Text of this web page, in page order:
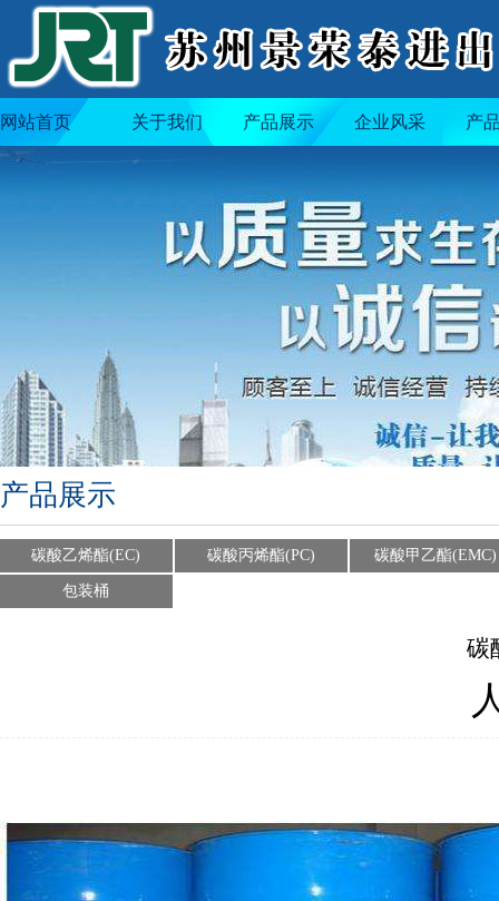
网站首页 关于我们 产品展示 企业风采 产
产品展示
碳酸乙烯酯(EC) 碳酸丙烯酯(PC) 碳酸甲乙酯(EMC)
包装桶
碳